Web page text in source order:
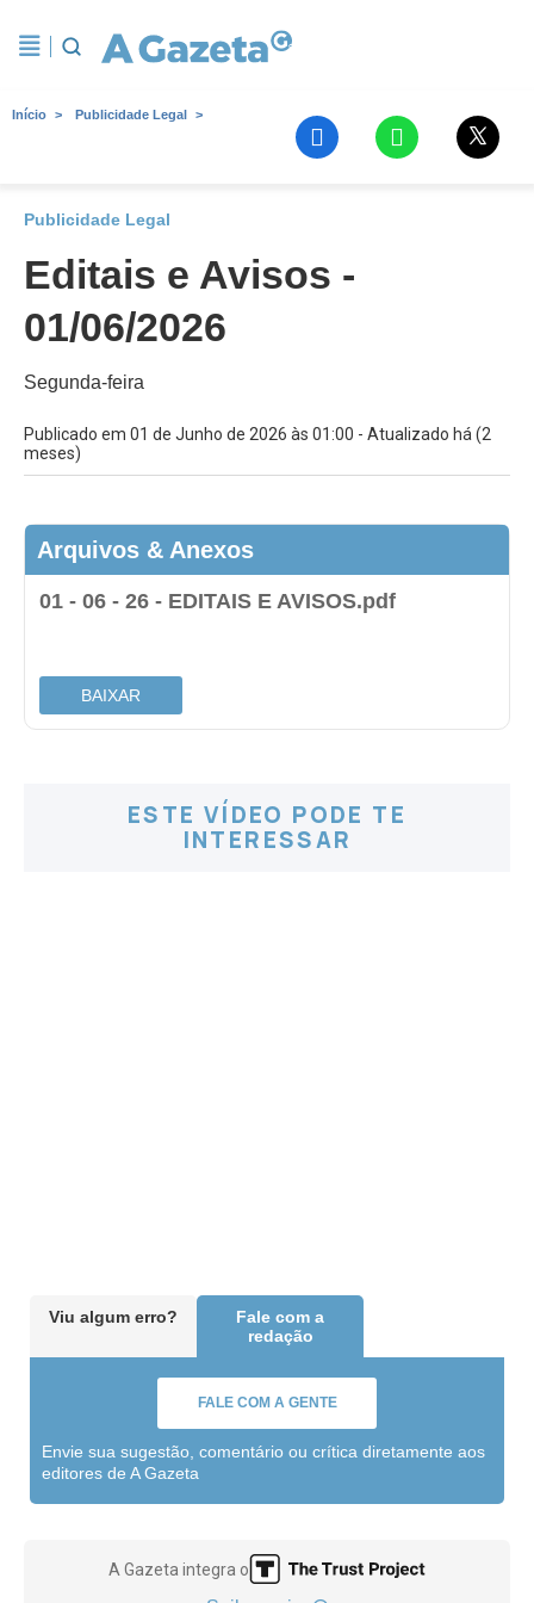
Início Publicidade Legal
Publicidade Legal
Editais e Avisos -
01/06/2026
Segunda-feira
Publicado em 01 de Junho de 2026 às 01:00 - Atualizado há (2
meses)
Arquivos & Anexos
01 - 06 - 26 - EDITAIS E AVISOS.pdf
BAIXAR
ESTE VÍDEO PODE TE
INTERESSAR
Viu algum erro?
Fale com a
redação
FALE COM A GENTE
Envie sua sugestão, comentário ou crítica diretamente aos
editores de A Gazeta
A Gazeta integra o